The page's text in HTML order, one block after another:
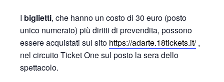
I biglietti, che hanno un costo di 30 euro (posto
unico numerato) più diritti di prevendita, possono
essere acquistati sul sito https://adarte.18tickets.it/,
nel circuito Ticket One sul posto la sera dello
spettacolo.